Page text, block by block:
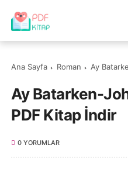
Ana Sayfa Roman Ay
Ay Batarken-
PDF Kitap İndir
0 YORUMLAR